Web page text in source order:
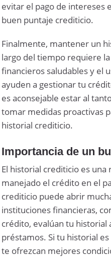
evitar el pago de intereses
buen puntaje crediticio.
Finalmente, mantener un
largo del tiempo requiere
financieros saludables y el
ayuden a gestionar tu
es aconsejable estar al
tomar medidas proactivas
historial crediticio.
Importancia de un
El historial crediticio es
manejado el crédito en el
crediticio puede abrir
instituciones financieras,
crédito, evalúan tu
préstamos. Si tu historial
te ofrezcan mejores